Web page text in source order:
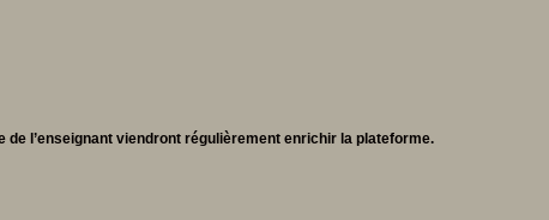
l’enseignant viendront régulièrement enrichir la plateforme.